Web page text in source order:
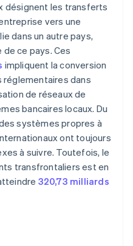
désignent les transferts
vers une
dans un autre pays,
ce pays. Ces
impliquent la conversion
dans
de réseaux de
bancaires locaux. Du
systèmes propres à
ont toujours
à suivre. Toutefois, le
transfrontaliers est en
320,73 milliards